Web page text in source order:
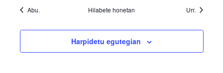
Abu. Hilabete honetan Urr.
Harpidetu egutegian